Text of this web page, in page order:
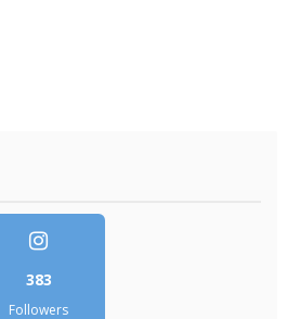
383
Followers